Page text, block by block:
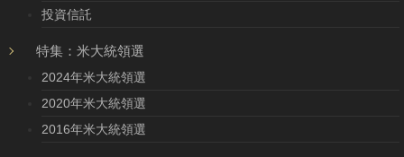
投資信託
特集：米大統領選
2024年米大統領選
2020年米大統領選
2016年米大統領選